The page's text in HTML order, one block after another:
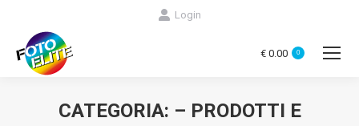
Login
€ 0.00 0
CATEGORIA: – PRODOTTI E